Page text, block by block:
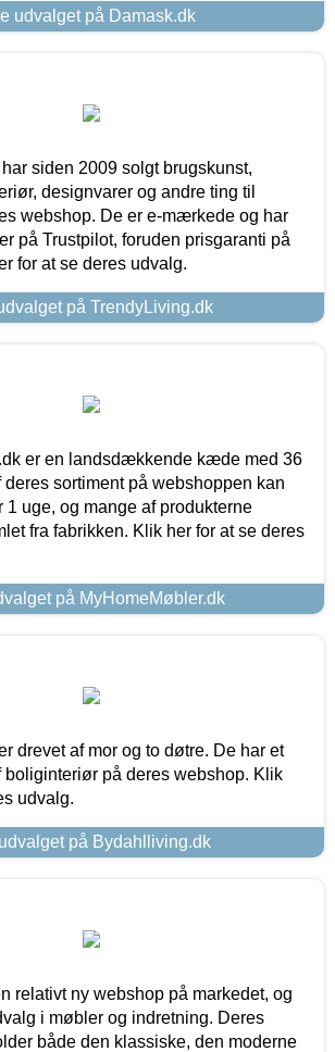
udvalget på Damask.dk
siden 2009 solgt brugskunst,
designvarer og andre ting til
webshop. De er e-mærkede og har
på Trustpilot, foruden prisgaranti på
for at se deres udvalg.
på TrendyLiving.dk
er en landsdækkende kæde med 36
deres sortiment på webshoppen kan
1 uge, og mange af produkterne
fra fabrikken. Klik her for at se deres
på MyHomeMøbler.dk
drevet af mor og to døtre. De har et
boliginteriør på deres webshop. Klik
udvalg.
på Bydahlliving.dk
relativt ny webshop på markedet, og
i møbler og indretning. Deres
både den klassiske, den moderne